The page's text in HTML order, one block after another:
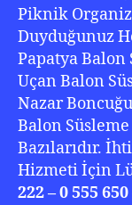
Piknik
Duyduğunuz
Papatya Balon
Uçan Balon
Nazar
Balon
Bazılarıdır.
Hizmeti İçin
222 – 0 555